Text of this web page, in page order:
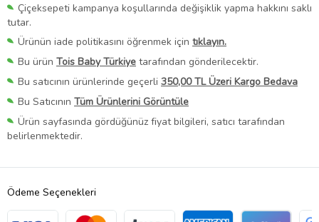
Çiçeksepeti kampanya koşullarında değişiklik yapma hakkını saklı
tutar.
Ürünün iade politikasını öğrenmek için tıklayın.
Bu ürün Tois Baby Türkiye tarafından gönderilecektir.
Bu satıcının ürünlerinde geçerli 350,00 TL Üzeri Kargo Bedava
Bu Satıcının Tüm Ürünlerini Görüntüle
Ürün sayfasında gördüğünüz fiyat bilgileri, satıcı tarafından
belirlenmektedir.
Ödeme Seçenekleri